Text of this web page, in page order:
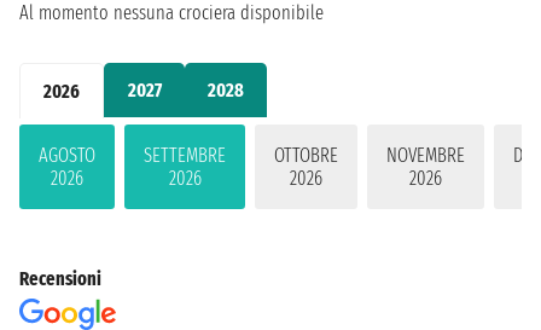
2026 2027 2028
AGOSTO
2026
SETTEMBRE
2026
OTTOBRE
2026
NOVEMBRE
2026
Al momento nessuna crociera disponibile
Recensioni